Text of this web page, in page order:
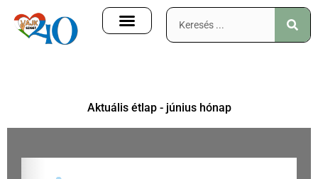
Aktuális étlap - június hónap